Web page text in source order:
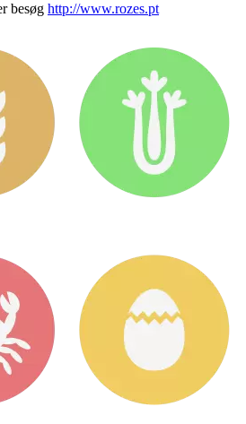
besøg http://www.rozes.pt